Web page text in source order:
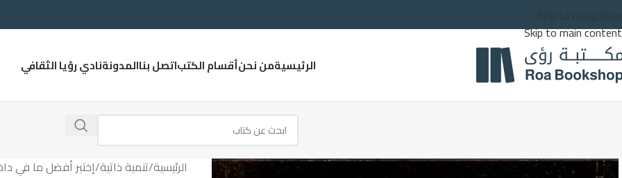
Skip to navigation
Skip to main content
الرئيسيةمن نحنأقسام الكتباتصل بناالمدونةنادي رؤيا الثقافي
الرئيسية تنمية ذاتية إختبر أفضل ما في